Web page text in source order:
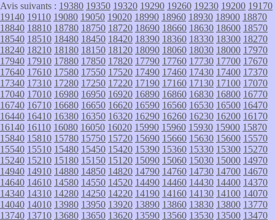
Avis suivants : 19380 19350 19320 19290 19260 19230 19200 19170
19140 19110 19080 19050 19020 18990 18960 18930 18900 18870
18840 18810 18780 18750 18720 18690 18660 18630 18600 18570
18540 18510 18480 18450 18420 18390 18360 18330 18300 18270
18240 18210 18180 18150 18120 18090 18060 18030 18000 17970
17940 17910 17880 17850 17820 17790 17760 17730 17700 17670
17640 17610 17580 17550 17520 17490 17460 17430 17400 17370
17340 17310 17280 17250 17220 17190 17160 17130 17100 17070
17040 17010 16980 16950 16920 16890 16860 16830 16800 16770
16740 16710 16680 16650 16620 16590 16560 16530 16500 16470
16440 16410 16380 16350 16320 16290 16260 16230 16200 16170
16140 16110 16080 16050 16020 15990 15960 15930 15900 15870
15840 15810 15780 15750 15720 15690 15660 15630 15600 15570
15540 15510 15480 15450 15420 15390 15360 15330 15300 15270
15240 15210 15180 15150 15120 15090 15060 15030 15000 14970
14940 14910 14880 14850 14820 14790 14760 14730 14700 14670
14640 14610 14580 14550 14520 14490 14460 14430 14400 14370
14340 14310 14280 14250 14220 14190 14160 14130 14100 14070
14040 14010 13980 13950 13920 13890 13860 13830 13800 13770
13740 13710 13680 13650 13620 13590 13560 13530 13500 13470